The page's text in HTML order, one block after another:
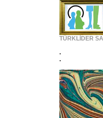
TÜRKLİDER
.
.